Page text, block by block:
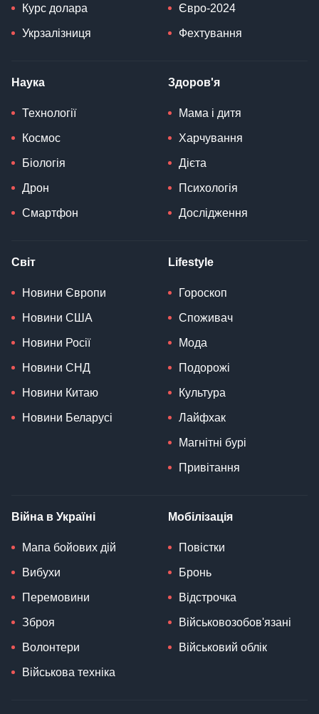
Курс долара
Укрзалізниця
Євро-2024
Фехтування
Наука
Технології
Космос
Біологія
Дрон
Смартфон
Здоров'я
Мама і дитя
Харчування
Дієта
Психологія
Дослідження
Світ
Новини Європи
Новини США
Новини Росії
Новини СНД
Новини Китаю
Новини Беларусі
Lifestyle
Гороскоп
Споживач
Мода
Подорожі
Культура
Лайфхак
Магнітні бурі
Привітання
Війна в Україні
Мапа бойових дій
Вибухи
Перемовини
Зброя
Волонтери
Військова техніка
Мобілізація
Повістки
Бронь
Відстрочка
Військовозобов'язані
Військовий облік